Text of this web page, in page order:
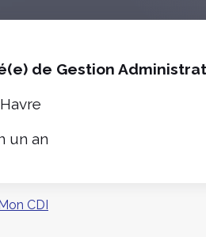
de Gestion
un an
CDI